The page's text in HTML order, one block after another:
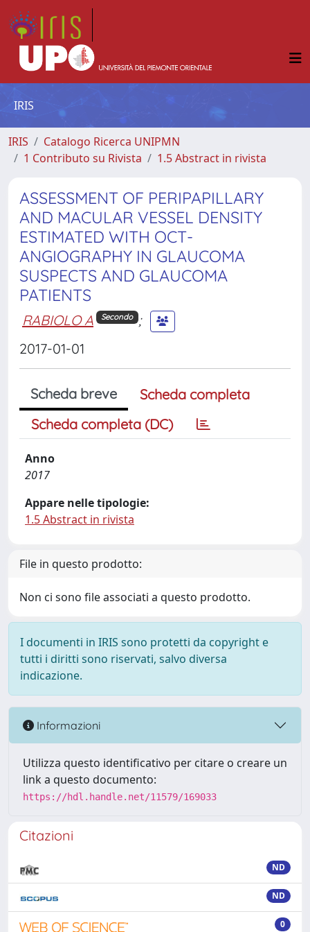
IRIS
IRIS
Catalogo Ricerca UNIPMN
1 Contributo su Rivista
1.5 Abstract in rivista
ASSESSMENT OF PERIPAPILLARY
AND MACULAR VESSEL DENSITY
ESTIMATED WITH OCT-
ANGIOGRAPHY IN GLAUCOMA
SUSPECTS AND GLAUCOMA
PATIENTS
RABIOLO A Secondo ;
2017-01-01
Scheda breve
Scheda completa
Scheda completa (DC)
Anno
2017
Appare nelle tipologie:
1.5 Abstract in rivista
File in questo prodotto:
Non ci sono file associati a questo prodotto.
I documenti in IRIS sono protetti da copyright e
tutti i diritti sono riservati, salvo diversa
indicazione.
Informazioni
Utilizza questo identificativo per citare o creare un
link a questo documento:
https://hdl.handle.net/11579/169033
Citazioni
ND
ND
0